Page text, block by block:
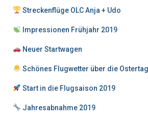
Streckenflüge OLC Anja + Udo
Impressionen Frühjahr 2019
Neuer Startwagen
Schönes Flugwetter über die
Start in die Flugsaison 2019
Jahresabnahme 2019